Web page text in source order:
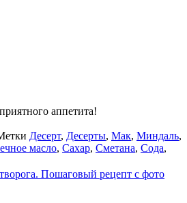
аппетита!
Десерт, Десерты, Мак, Миндаль,
масло, Сахар, Сметана, Сода,
Пошаговый рецепт с фото